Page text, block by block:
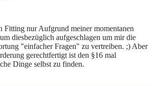
Fitting nur Aufgrund meiner momentanen
diesbezüglich aufgeschlagen um mir die
"einfacher Fragen" zu vertreiben. ;) Aber
gerechtfertigt ist den §16 mal
Dinge selbst zu finden.